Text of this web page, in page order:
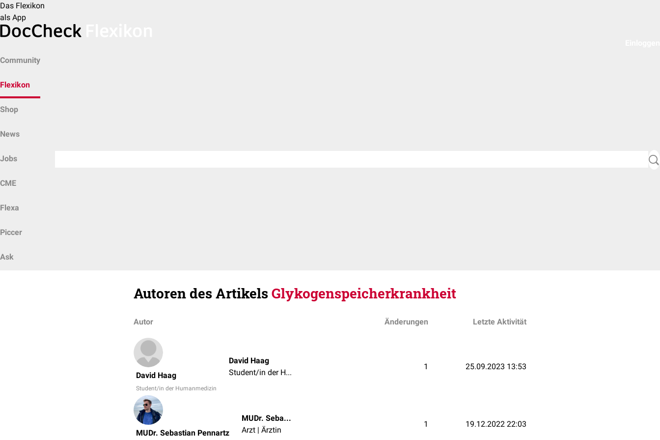
Das Flexikon
als App
Community
Flexikon
Shop
News
Jobs
CME
Flexa
Piccer
Ask
Autoren des ArtikelsGlykogenspeicherkrankheit
Autor Änderungen Letzte Aktivität
David Haag
Student/in der Humanmedizin
David Haag
Student/in der Humanmedizin
1 25.09.2023 13:53
MUDr. Sebastian Pennartz
MUDr. Sebastian Pennartz
Arzt | Ärztin
1 19.12.2022 22:03